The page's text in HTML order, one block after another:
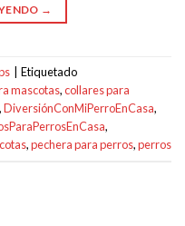
→
Etiquetado
mascotas,collares para
,DiversiónConMiPerroEnCasa,
,
,pechera para perros,perros